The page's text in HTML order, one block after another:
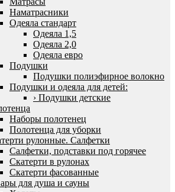
Наматрасники
Одеяла стандарт
Одеяла 1,5
Одеяла 2,0
Одеяла евро
Подушки
Подушки полиэфирное волокно
Подушки и одеяла для детей:
› Подушки детские
Наборы полотенец
Полотенца для уборки
рулонные. Салфетки
Салфетки, подставки под горячее
Скатерти в рулонах
Скатерти фасованные
для душа и сауны